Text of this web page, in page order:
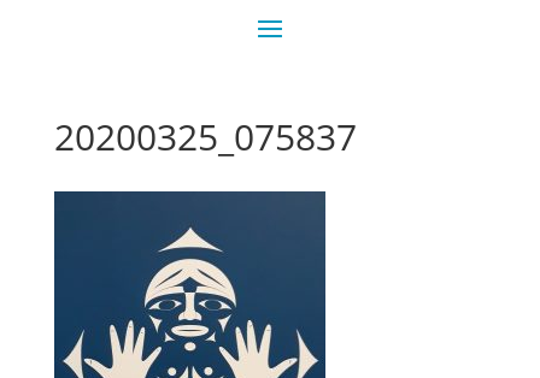
20200325_075837